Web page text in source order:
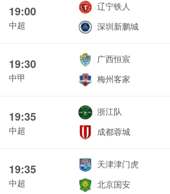
19:00
中超
辽宁铁人
深圳新鹏城
19:30
中甲
广西恒宸
梅州客家
19:35
中超
浙江队
成都蓉城
19:35
中超
天津津门虎
北京国安